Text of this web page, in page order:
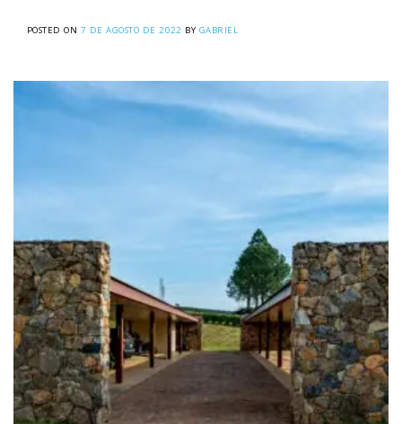
POSTED ON 7 DE AGOSTO DE 2022 BY GABRIEL